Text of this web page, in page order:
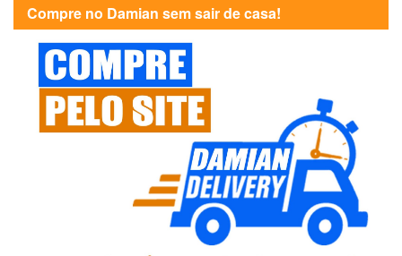
Compre no Damian sem sair de casa!